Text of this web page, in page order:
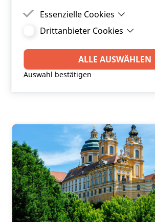
Essenzielle Cookies
Essenzielle Cookies sind Cookies,
benötigt werden.
Drittanbieter Cookies
Drittanbieter Cookies sind
Drittanbieter-Software setzt, um
Google Maps zu ermöglichen.
ALLE AUSWÄHLEN
Auswahl bestätigen